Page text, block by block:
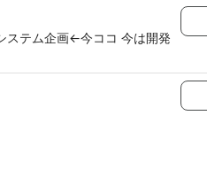
ステム企画←今ココ 今は開発